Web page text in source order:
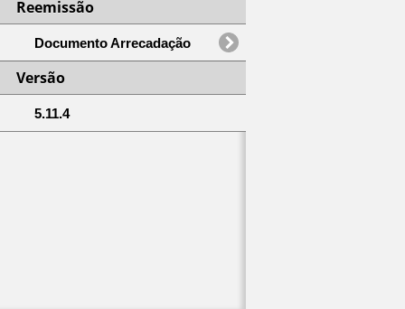
Reemissão
Documento Arrecadação
Versão
5.11.4